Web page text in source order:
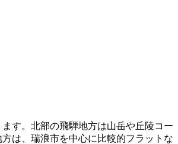
す。北部の飛騨地方は山岳や丘陵コー
は、瑞浪市を中心に比較的フラットな